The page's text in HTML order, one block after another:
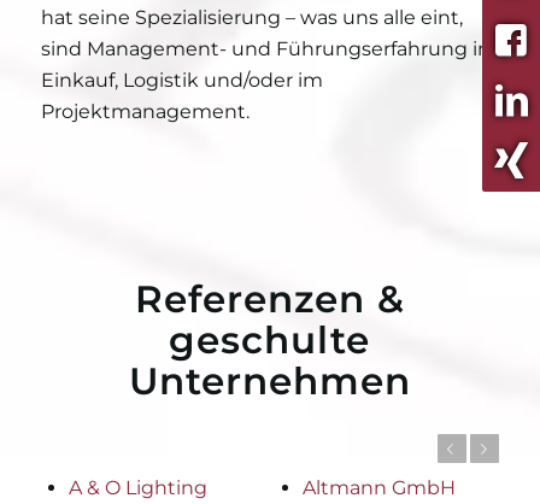
hat seine Spezialisierung – was uns alle eint,
sind Management- und Führungserfahrung im
Einkauf, Logistik und/oder im
Projektmanagement.
Referenzen &
geschulte
Unternehmen
A & O Lighting
Altmann GmbH